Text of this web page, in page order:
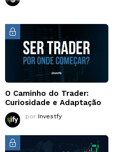
O Caminho do Trader:
Curiosidade e Adaptação
por Investfy